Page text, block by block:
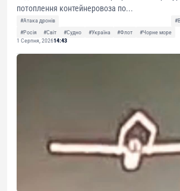
потоплення контейнеровоза по...
#Атака дронів
#Росія
#Світ #Судно #Україна #Флот
#Чорне море
1 Серпня, 202614:43